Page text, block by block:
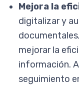
Mejora la
digitalizar y
mejorar la
información.
seguimiento